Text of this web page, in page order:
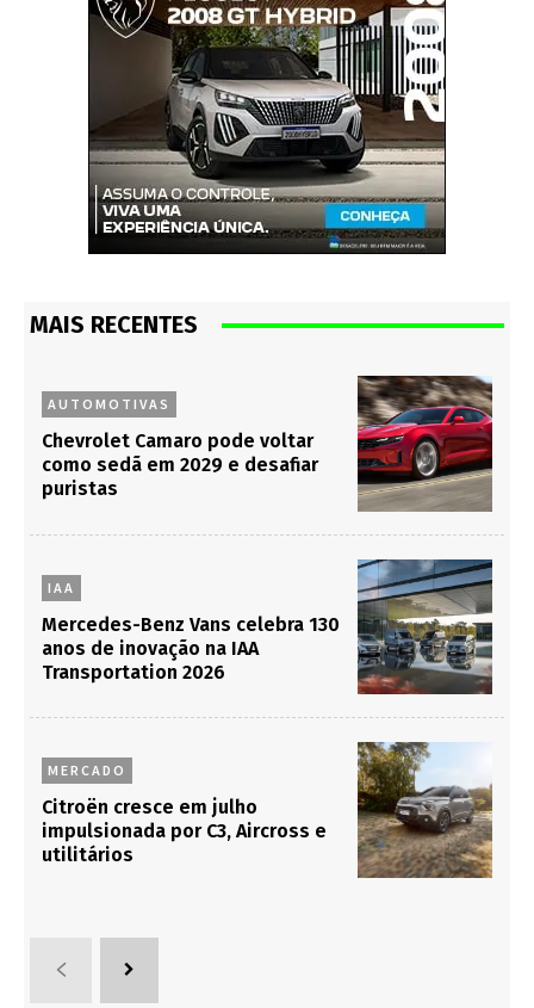
MAIS RECENTES
AUTOMOTIVAS
Chevrolet Camaro pode voltar
como sedã em 2029 e desafiar
puristas
IAA
Mercedes-Benz Vans celebra 130
anos de inovação na IAA
Transportation 2026
MERCADO
Citroën cresce em julho
impulsionada por C3, Aircross e
utilitários